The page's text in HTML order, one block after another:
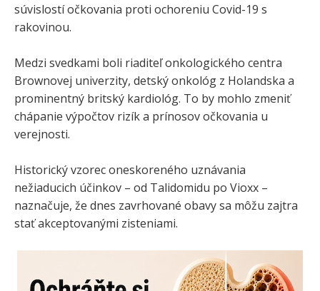
súvislostí očkovania proti ochoreniu Covid-19 s
rakovinou.
Medzi svedkami boli riaditeľ onkologického centra
Brownovej univerzity, detský onkológ z Holandska a
prominentný britský kardiológ. To by mohlo zmeniť
chápanie výpočtov rizík a prínosov očkovania u
verejnosti.
Historický vzorec oneskoreného uznávania
nežiaducich účinkov – od Talidomidu po Vioxx –
naznačuje, že dnes zavrhované obavy sa môžu zajtra
stať akceptovanými zisteniami.